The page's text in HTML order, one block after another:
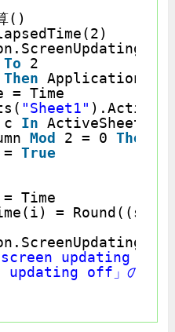
()
=
To
2
Then
= Time
"Sheet1"
c In
Mod 2 = 0 Then
= True
Time
=
=
updating on」
updating off」の場合